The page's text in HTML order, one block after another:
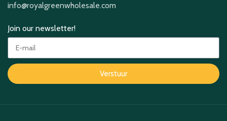
info@royalgreenwholesale.com
Join our newsletter!
Verstuur